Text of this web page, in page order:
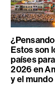
Estos son
países
2026 en
y el mundo